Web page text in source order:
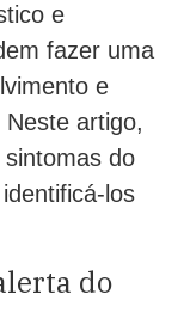
e
fazer uma
e
artigo,
do
los
do